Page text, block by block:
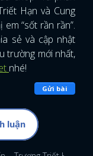
Hạn và Cung
em “sốt rần rần”.
sẻ và cập nhật
trường mới nhất,
nhé!
Gửi bài
luận